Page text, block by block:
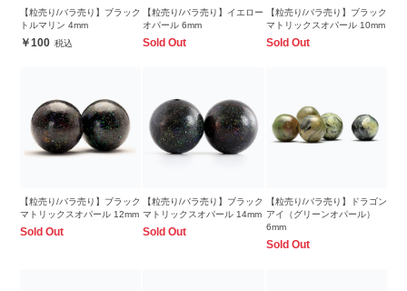
【粒売り/バラ売り】ブラック
トルマリン 4mm
100
【粒売り/バラ売り】イエロー
オパール 6mm
Sold Out
【粒売り/バラ売り】ブラック
マトリックスオパール 10mm
Sold Out
【粒売り/バラ売り】ブラック
マトリックスオパール 12mm
Sold Out
【粒売り/バラ売り】ブラック
マトリックスオパール 14mm
Sold Out
【粒売り/バラ売り】ドラゴン
アイ（グリーンオパール）
6mm
Sold Out